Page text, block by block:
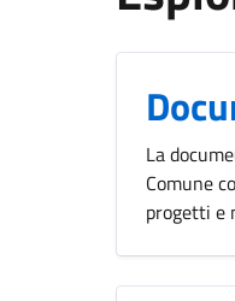
La
Comune
progetti e